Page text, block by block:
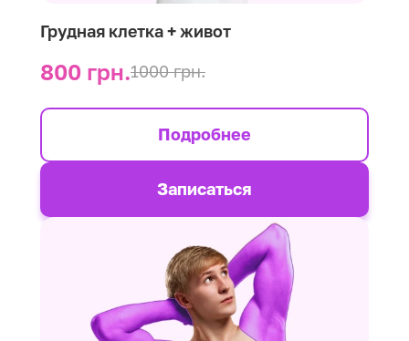
Грудная клетка + живот
800 грн.1000 грн.
Подробнее
Записаться